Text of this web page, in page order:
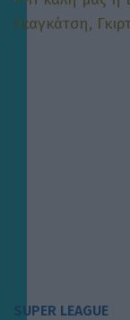
SUPER LEAGUE